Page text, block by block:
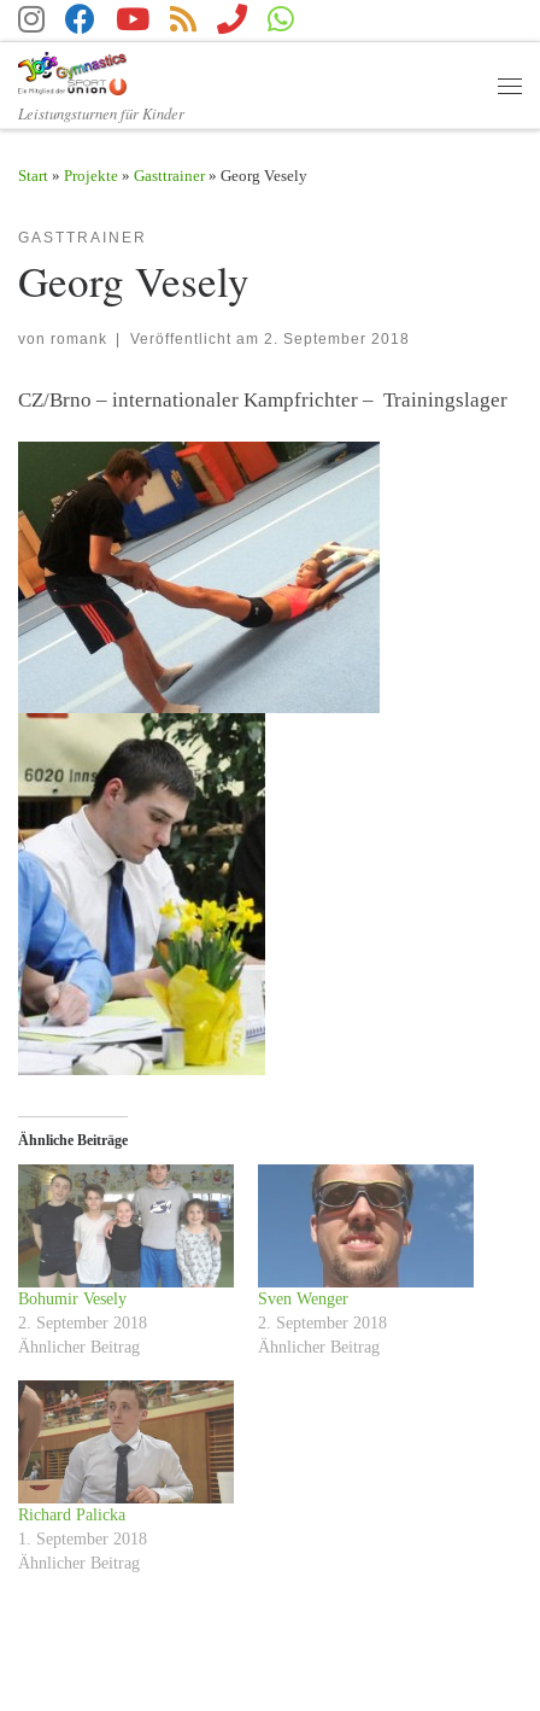
Zum Inhalt springen
Leistungsturnen für Kinder
Start » Projekte » Gasttrainer » Georg Vesely
GASTTRAINER
Georg Vesely
von romank | Veröffentlicht am 2. September 2018
CZ/Brno – internationaler Kampfrichter – Trainingslager
Ähnliche Beiträge
Bohumir Vesely
2. September 2018
Ähnlicher Beitrag
Sven Wenger
2. September 2018
Ähnlicher Beitrag
Richard Palicka
1. September 2018
Ähnlicher Beitrag